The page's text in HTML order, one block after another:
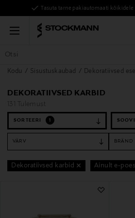
Tasuta tarne pakiautomaati kõikidele
Menu
KÕIK TOOTED NAISED MEHED
Kodu Sisustuskaubad Dekoratiivsed
DEKORATIIVSED KARBID
131 Tulemust
SORTEERI 1
VÄRV BRÄND
Dekoratiivsed karbid Ainult e-poes